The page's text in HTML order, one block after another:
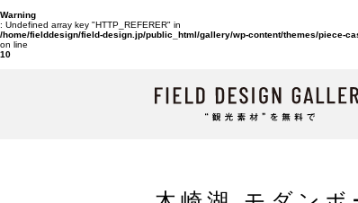
Warning
: Undefined array key "HTTP_REFERER" in
/home/fielddesign/field-design.jp/public_html/gallery/wp-content/themes/piece-
on line
10